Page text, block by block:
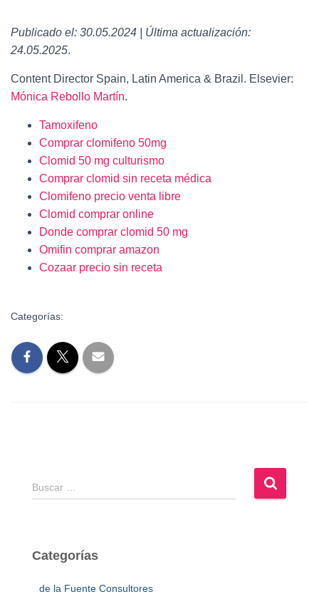
Publicado el: 30.05.2024 | Última actualización:
24.05.2025.
Content Director Spain, Latin America & Brazil. Elsevier:
Mónica Rebollo Martín.
Tamoxifeno
Comprar clomifeno 50mg
Clomid 50 mg culturismo
Comprar clomid sin receta médica
Clomifeno precio venta libre
Clomid comprar online
Donde comprar clomid 50 mg
Omifin comprar amazon
Cozaar precio sin receta
Categorías:
B
u
r
Buscar …
Categorías
de la Fuente Consultores